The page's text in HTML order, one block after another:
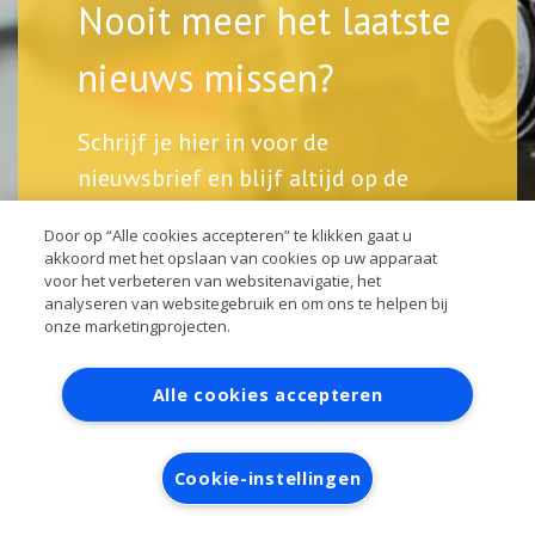
Nooit meer het laatste
nieuws missen?
Schrijf je hier in voor de
nieuwsbrief en blijf altijd op de
Account aanvragen
Inloggen
RAI bestanden
Privacy
Algemene voorwaarden
Door op “Alle cookies accepteren” te klikken gaat u
akkoord met het opslaan van cookies op uw apparaat
voor het verbeteren van websitenavigatie, het
analyseren van websitegebruik en om ons te helpen bij
onze marketingprojecten.
Alle cookies accepteren
Cookie-instellingen